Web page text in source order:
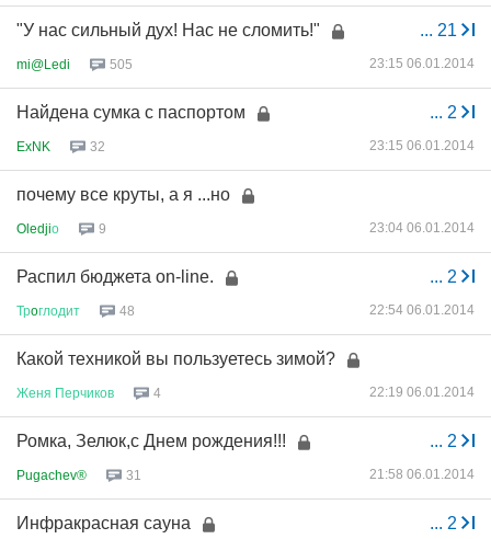
... 21
"У нас сильный дух! Нас не сломить!"
mi@Ledi 505 23:15 06.01.2014
... 2
Найдена сумка с паспортом
ExNK 32 23:15 06.01.2014
почему все круты, а я ...но
Oledjiо 9 23:04 06.01.2014
... 2
Распил бюджета on-line.
Трoглодит 48 22:54 06.01.2014
Какой техникой вы пользуетесь зимой?
Женя Перчиков 4 22:19 06.01.2014
... 2
Ромка, Зелюк,с Днем рождения!!!
Pugachev® 31 21:58 06.01.2014
... 2
Инфракрасная сауна